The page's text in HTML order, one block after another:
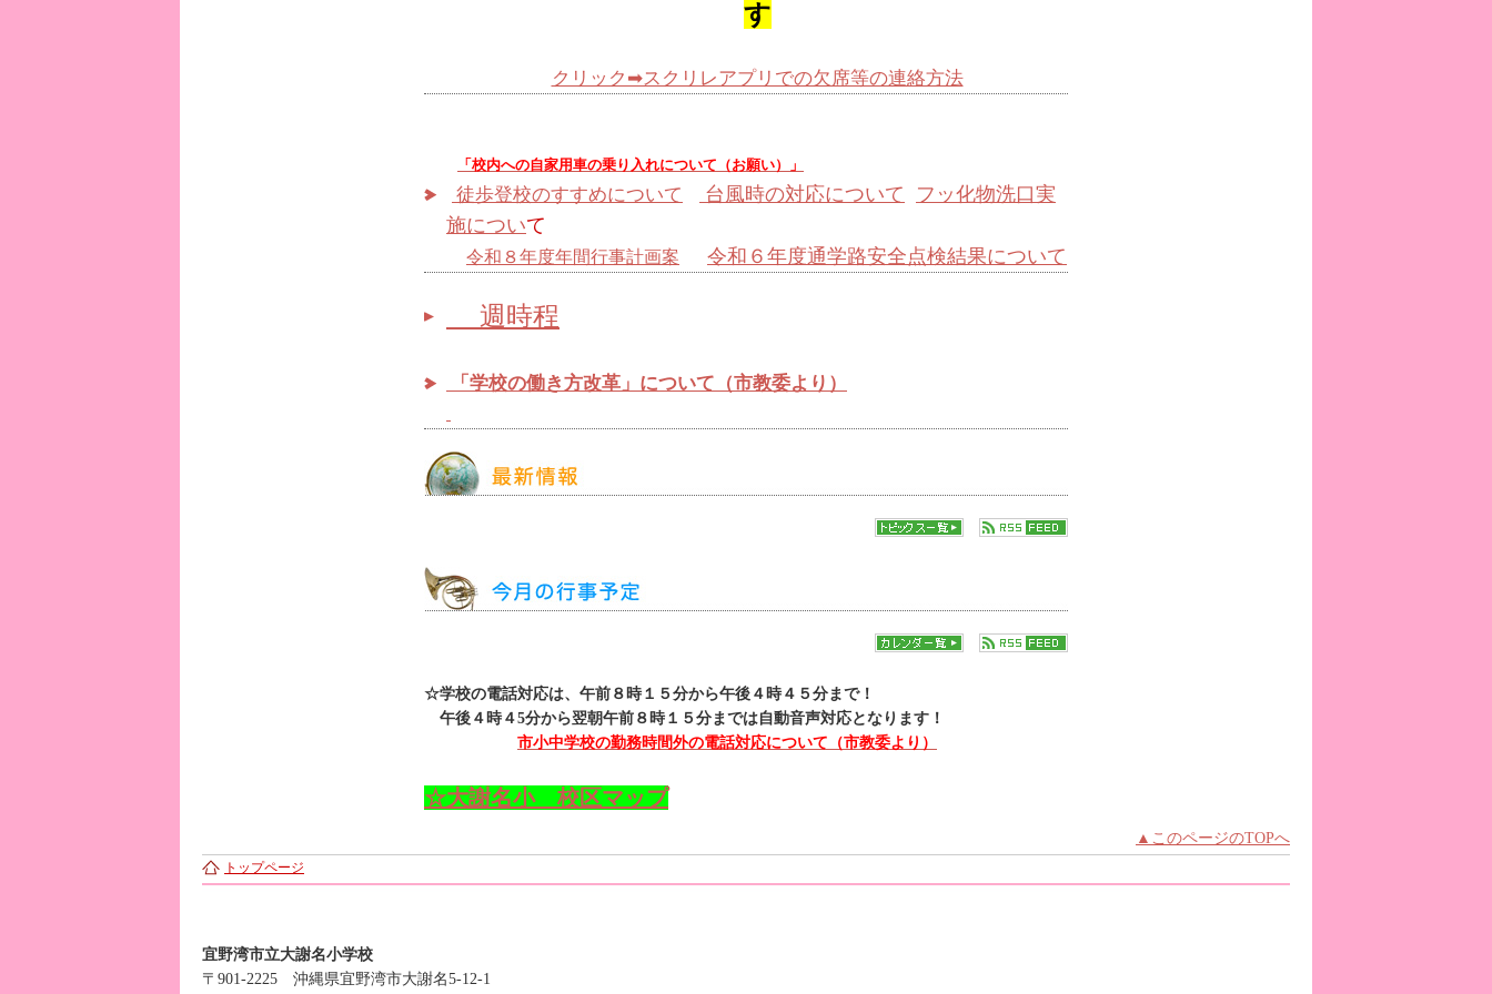
す
クリック➡スクリレアプリでの欠席等の連絡方法
「校内への自家用車の乗り入れについて（お願い）」
徒歩登校のすすめについて 台風時の対応について
フッ化物洗口実
施について
令和８年度年間行事計画案 令和６年度通学路安全点検結果について
週時程
「学校の働き方改革」について（市教委より）
☆学校の電話対応は、午前８時１５分から午後４時４５分まで！
午後４時４5分から翌朝午前８時１５分までは自動音声対応となります！
市小中学校の勤務時間外の電話対応について（市教委より）
☆大謝名小 校区マップ
▲このページのTOPへ
トップページ
宜野湾市立大謝名小学校
〒901-2225 沖縄県宜野湾市大謝名5-12-1